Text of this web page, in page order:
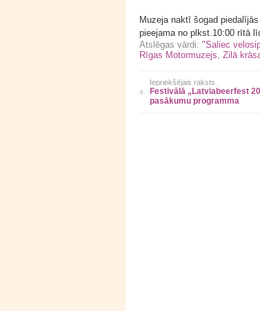
Muzeja naktī šogad
pieejama no plkst.10:00 rītā
Atslēgas vārdi: "Saliec
Rīgas Motormuzejs, Zilā
Iepriekšējais raksts
Festivālā „Latviabeerfest
pasākumu programma